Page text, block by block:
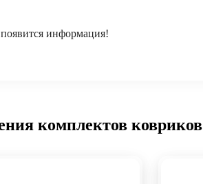
информация!
комплектов ковриков